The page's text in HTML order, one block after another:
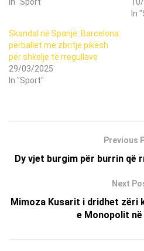
In
Skandal në Spanjë: Barcelona
përballet me zbritje pikësh
për shkelje të rregullave
29/03/2025
In "Sport"
Previous
Dy vjet burgim për burrin që
Next
Mimoza Kusarit i dridhet zëri
e Monopolit